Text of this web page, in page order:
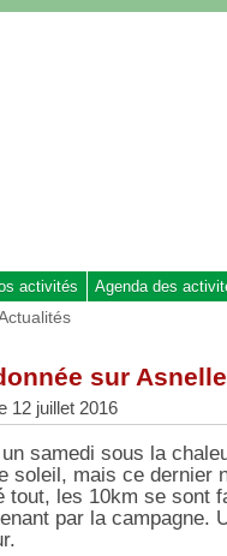
activités Agenda des
sur
12 juillet 2016
samedi sous la
soleil, mais ce dernier
tout, les 10km se sont
par la campagne.